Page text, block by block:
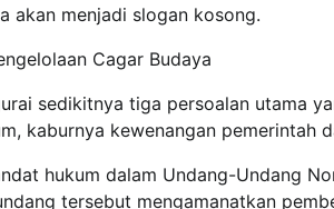
akan menjadi slogan kosong.
Cagar Budaya
sedikitnya tiga persoalan utama
kaburnya kewenangan pemerintah
hukum dalam Undang-Undang
tersebut mengamanatkan